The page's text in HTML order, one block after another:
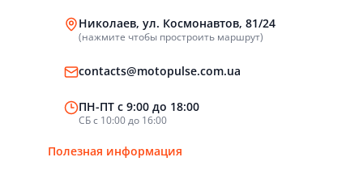
Полезная информация
Николаев, ул. Космонавтов, 81/24
(нажмите чтобы простроить маршрут)
contacts@motopulse.com.ua
ПН-ПТ с 9:00 до 18:00
СБ с 10:00 до 16:00